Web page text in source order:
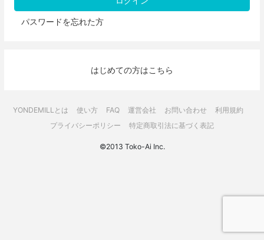
パスワードを忘れた方
はじめての方はこちら
YONDEMILLとは 使い方 FAQ 運営会社 お問い合わせ
利用規約
プライバシーポリシー
特定商取引法に基づく表記
©2013 Toko-Ai Inc.